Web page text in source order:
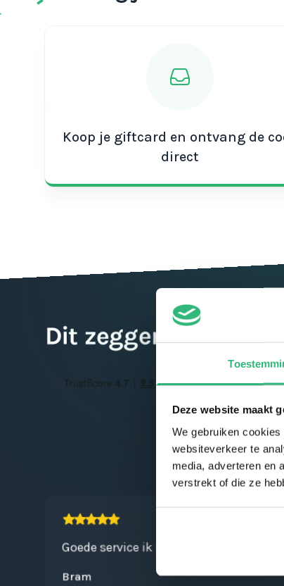
Deze website maakt
We gebruiken
websiteverkeer te
media, adverteren en
verstrekt of die ze
Koop je giftcard en ontvang de
direct
Dit zeggen klanten
Goede service ik koop al jaren mijn
Bram